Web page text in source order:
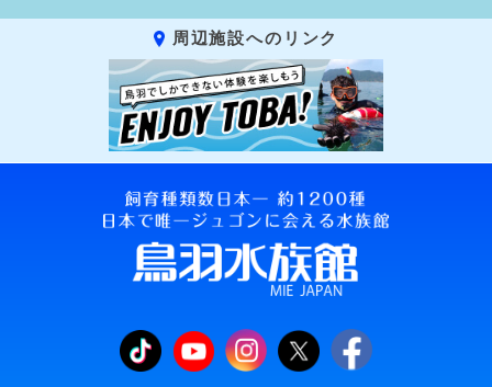
周辺施設へのリンク